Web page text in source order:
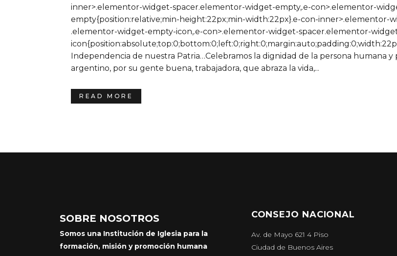
inner>.elementor-widget-spacer.elementor-widget-empty,.e-con>.elementor-
empty{position:relative;min-height:22px;min-width:22px}.e-con-
.elementor-widget-empty-icon,.e-con>.elementor-widget-spacer.elementor-
Independencia de nuestra Patria…Celebramos la dignidad de la persona humana
argentino, por su gente buena, trabajadora, que abraza la vida,...
READ MORE
SOBRE NOSOTROS
Somos una Institución de Iglesia para la
formación, misión y promoción humana
CONSEJO NACIONAL
Av. de Mayo 621 4 Piso
Ciudad de Buenos Aires